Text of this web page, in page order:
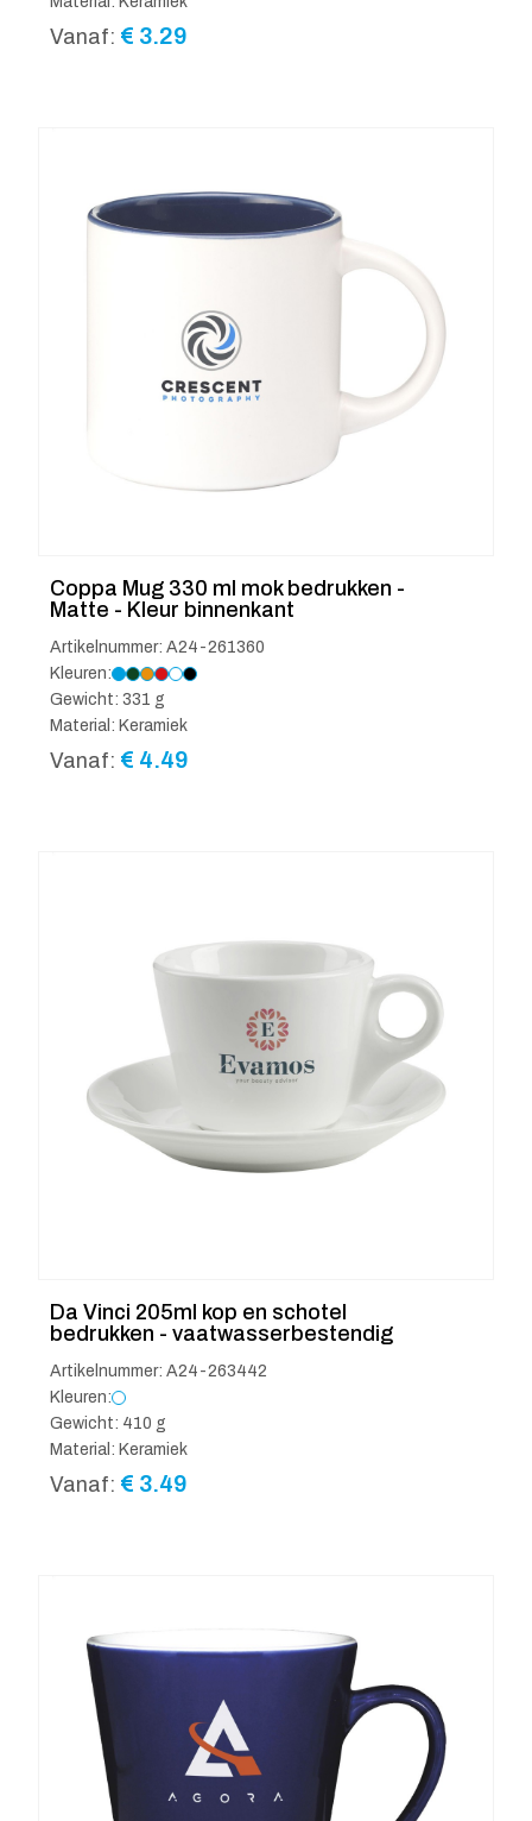
Vanaf: € 3.29
Coppa Mug 330 ml mok bedrukken -
Matte - Kleur binnenkant
Artikelnummer: A24-261360
Kleuren:
Gewicht: 331 g
Material: Keramiek
Vanaf: € 4.49
Da Vinci 205ml kop en schotel
bedrukken - vaatwasserbestendig
Artikelnummer: A24-263442
Kleuren:
Gewicht: 410 g
Material: Keramiek
Vanaf: € 3.49